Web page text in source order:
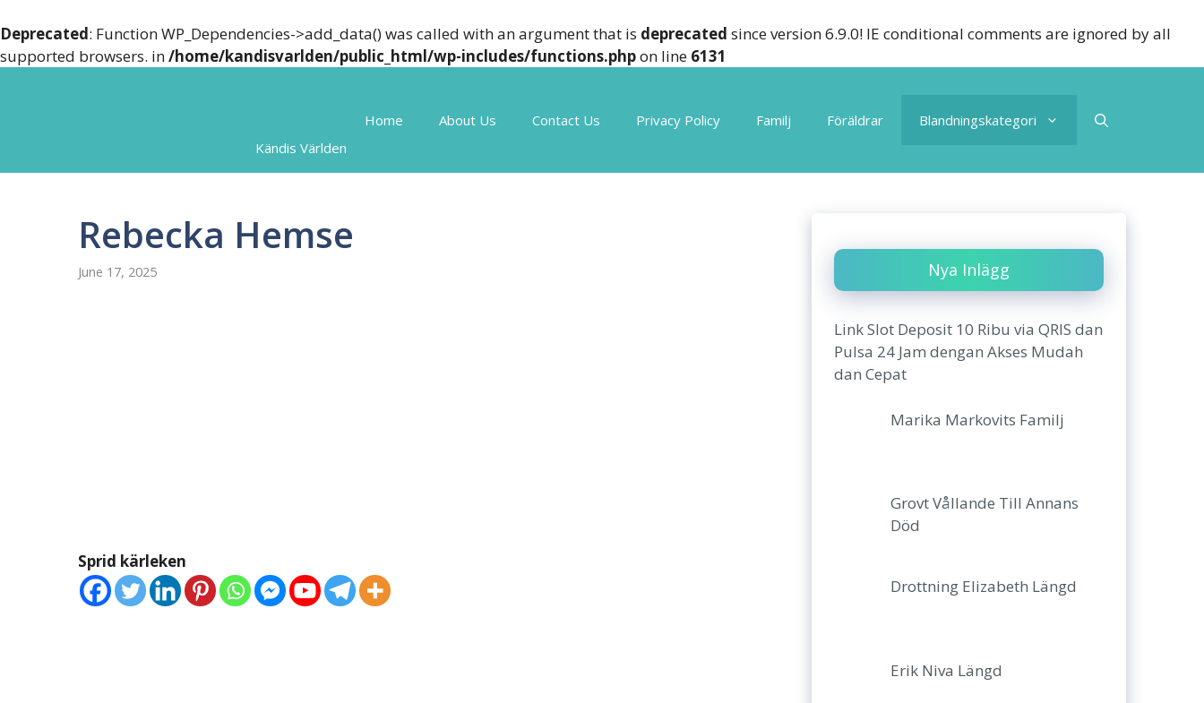
Deprecated: Function WP_Dependencies->add_data() was called with an argument that is deprecated since version 6.9.0! IE conditional comments are ignored by all
supported browsers. in/home/kandisvarlden/public_html/wp-includes/functions.phpon line 6131
Kändis Världen
Home About Us Contact Us Privacy Policy Familj Föräldrar Blandningskategori
Rebecka Hemse
June 17, 2025
Sprid kärleken
Nya Inlägg
Link Slot Deposit 10 Ribu via QRIS dan
Pulsa 24 Jam dengan Akses Mudah
dan Cepat
Marika Markovits Familj
Grovt Vållande Till Annans
Död
Drottning Elizabeth Längd
Erik Niva Längd